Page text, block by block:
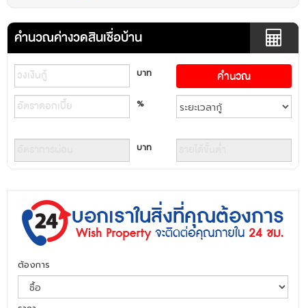
คำนวณค่างวดสินเชื่อบ้าน
บาท
%
บาท
ต้องการ